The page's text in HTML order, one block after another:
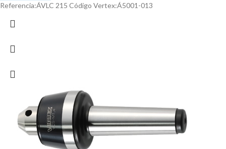
Referencia:ÁVLC 215 Código Vertex:Á5001-013